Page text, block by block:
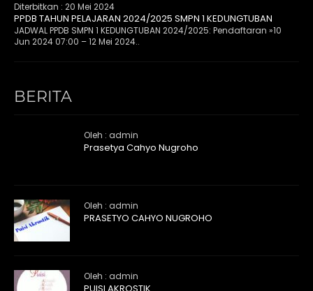
Diterbitkan : 20 Mei 2024
PPDB TAHUN PELAJARAN 2024/2025 SMPN 1 KEDUNGTUBAN
JADWAL PPDB SMPN 1 KEDUNGTUBAN 2024/2025: Pendaftaran »10
Jun 2024 07:00 – 12 Mei 2024..
BERITA
Oleh : admin
Prasetya Cahyo Nugroho
Oleh : admin
PRASETYO CAHYO NUGROHO
Oleh : admin